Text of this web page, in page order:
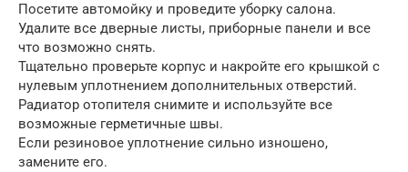
Посетите автомойку и проведите уборку салона.
Удалите все дверные листы, приборные панели и все
что возможно снять.
Тщательно проверьте корпус и накройте его крышкой с
нулевым уплотнением дополнительных отверстий.
Радиатор отопителя снимите и используйте все
возможные герметичные швы.
Если резиновое уплотнение сильно изношено,
замените его.